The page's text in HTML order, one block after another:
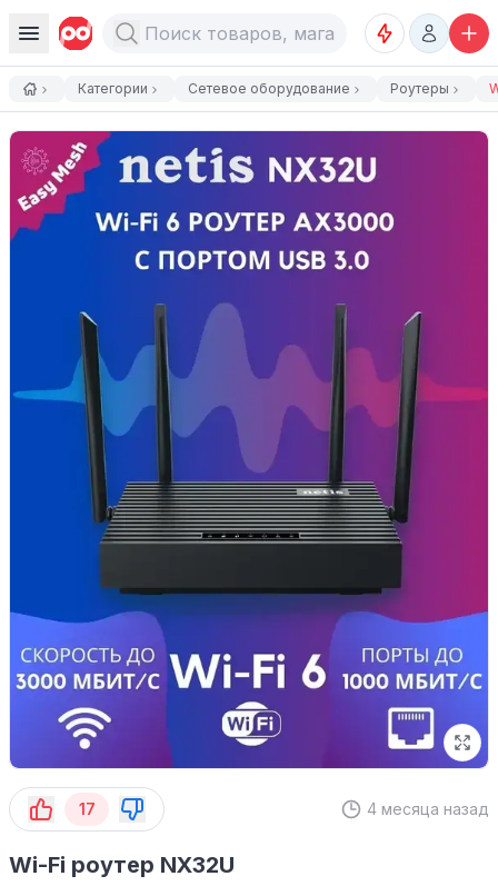
Категории Сетевое оборудование Роутеры
17 4 месяца назад
Wi-Fi роутер NX32U